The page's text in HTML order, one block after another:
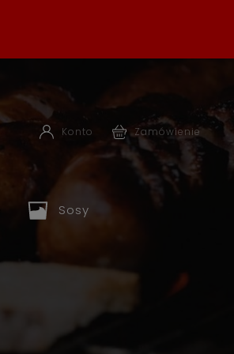
Konto Zamówienie
Sosy